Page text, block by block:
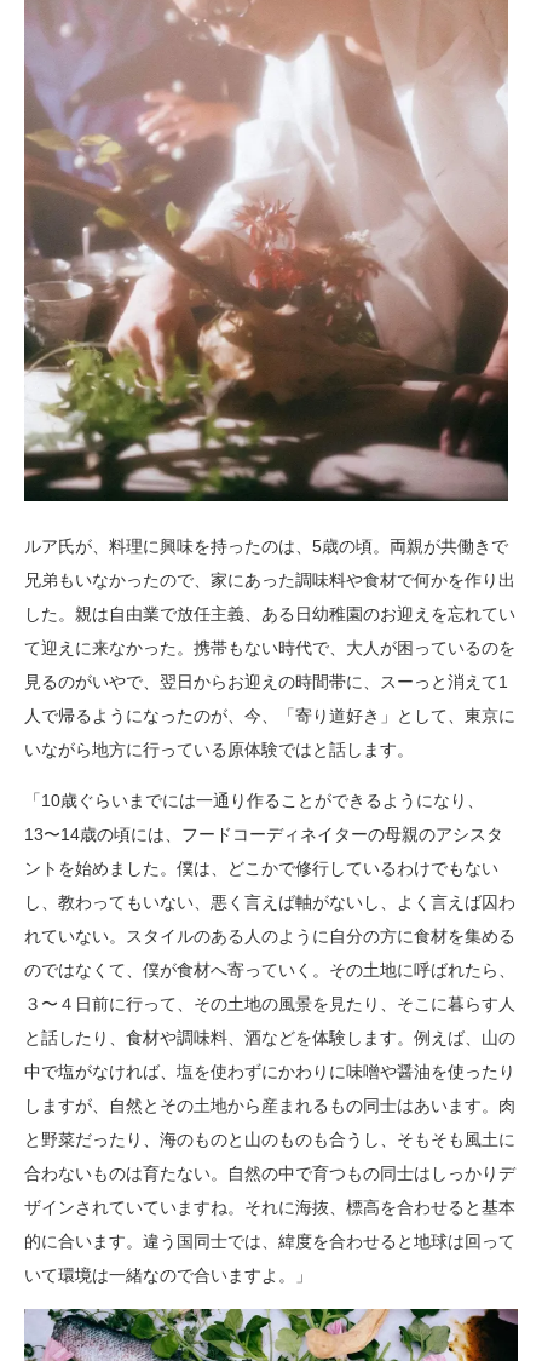
ルア氏が、料理に興味を持ったのは、5歳の頃。両親が共働きで
兄弟もいなかったので、家にあった調味料や食材で何かを作り出
した。親は自由業で放任主義、ある日幼稚園のお迎えを忘れてい
て迎えに来なかった。携帯もない時代で、大人が困っているのを
見るのがいやで、翌日からお迎えの時間帯に、スーっと消えて1
人で帰るようになったのが、今、「寄り道好き」として、東京に
いながら地方に行っている原体験ではと話します。
「10歳ぐらいまでには一通り作ることができるようになり、
13〜14歳の頃には、フードコーディネイターの母親のアシスタ
ントを始めました。僕は、どこかで修行しているわけでもない
し、教わってもいない、悪く言えば軸がないし、よく言えば囚わ
れていない。スタイルのある人のように自分の方に食材を集める
のではなくて、僕が食材へ寄っていく。その土地に呼ばれたら、
３〜４日前に行って、その土地の風景を見たり、そこに暮らす人
と話したり、食材や調味料、酒などを体験します。例えば、山の
中で塩がなければ、塩を使わずにかわりに味噌や醤油を使ったり
しますが、自然とその土地から産まれるもの同士はあいます。肉
と野菜だったり、海のものと山のものも合うし、そもそも風土に
合わないものは育たない。自然の中で育つもの同士はしっかりデ
ザインされていていますね。それに海抜、標高を合わせると基本
的に合います。違う国同士では、緯度を合わせると地球は回って
いて環境は一緒なので合いますよ。」